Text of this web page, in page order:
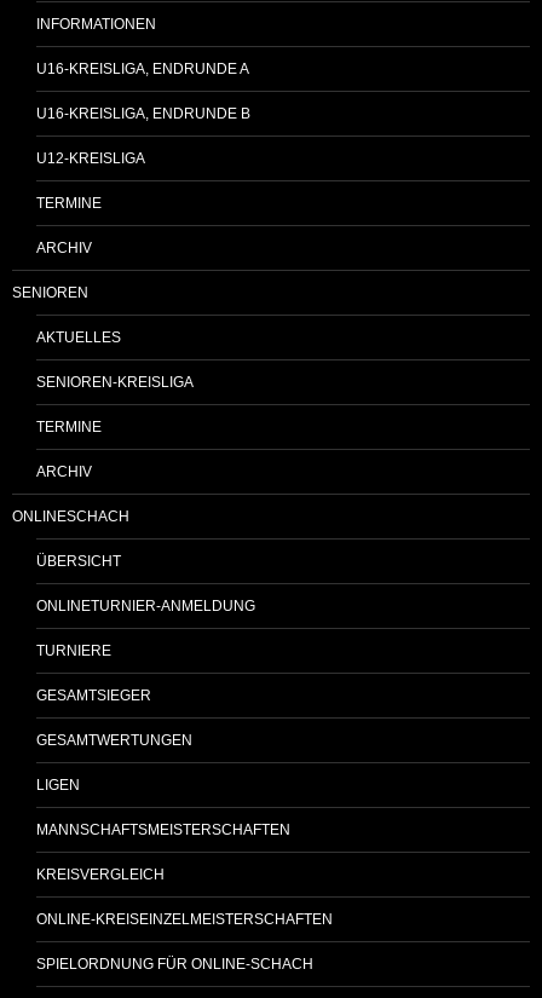
INFORMATIONEN
U16-KREISLIGA, ENDRUNDE A
U16-KREISLIGA, ENDRUNDE B
U12-KREISLIGA
TERMINE
ARCHIV
SENIOREN
AKTUELLES
SENIOREN-KREISLIGA
TERMINE
ARCHIV
ONLINESCHACH
ÜBERSICHT
ONLINETURNIER-ANMELDUNG
TURNIERE
GESAMTSIEGER
GESAMTWERTUNGEN
LIGEN
MANNSCHAFTSMEISTERSCHAFTEN
KREISVERGLEICH
ONLINE-KREISEINZELMEISTERSCHAFTEN
SPIELORDNUNG FÜR ONLINE-SCHACH